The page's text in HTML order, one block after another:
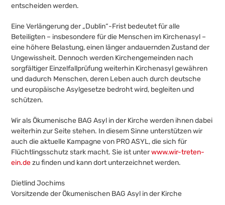
entscheiden werden.
Eine Verlängerung der „Dublin“-Frist bedeutet für alle
Beteiligten – insbesondere für die Menschen im Kirchenasyl –
eine höhere Belastung, einen länger andauernden Zustand der
Ungewissheit. Dennoch werden Kirchengemeinden nach
sorgfältiger Einzelfallprüfung weiterhin Kirchenasyl gewähren
und dadurch Menschen, deren Leben auch durch deutsche
und europäische Asylgesetze bedroht wird, begleiten und
schützen.
Wir als Ökumenische BAG Asyl in der Kirche werden ihnen dabei
weiterhin zur Seite stehen. In diesem Sinne unterstützen wir
auch die aktuelle Kampagne von PRO ASYL, die sich für
Flüchtlingsschutz stark macht. Sie ist unterwww.wir-treten-
ein.dezu finden und kann dort unterzeichnet werden.
Dietlind Jochims
Vorsitzende der Ökumenischen BAG Asyl in der Kirche